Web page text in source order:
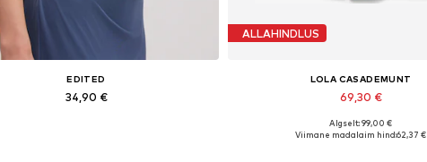
EDITED
34,90 €
ALLAHINDLUS
LOLA CASADEMUNT
69,30 €
Saadaolevad suurused: L, XL
Algselt: 99,00 €
Viimane madalaim hind:62,37 €